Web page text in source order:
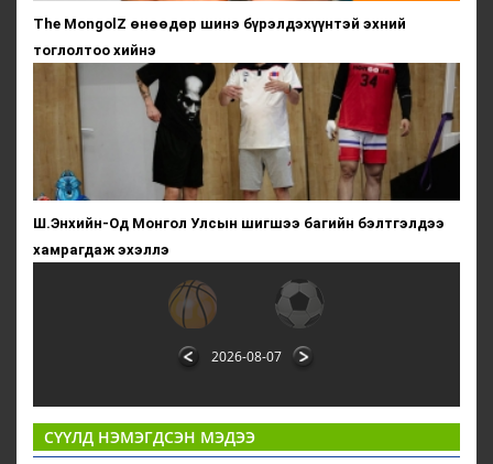
The MongolZ өнөөдөр шинэ бүрэлдэхүүнтэй эхний
тоглолтоо хийнэ
Ш.Энхийн-Од Монгол Улсын шигшээ багийн бэлтгэлдээ
хамрагдаж эхэллэ
2026-08-07
СҮҮЛД НЭМЭГДСЭН МЭДЭЭ